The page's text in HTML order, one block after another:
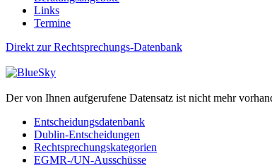
Links
Termine
Direkt zur Rechtsprechungs-Datenbank
Der von Ihnen aufgerufene Datensatz ist nicht mehr
Entscheidungsdatenbank
Dublin-Entscheidungen
Rechtsprechungskategorien
EGMR-/UN-Ausschüsse